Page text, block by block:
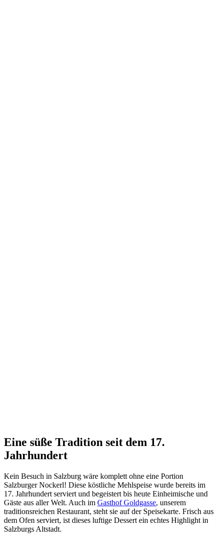
Eine süße Tradition seit dem 17.
Jahrhundert
Kein Besuch in Salzburg wäre komplett ohne eine Portion
Salzburger Nockerl! Diese köstliche Mehlspeise wurde bereits im
17. Jahrhundert serviert und begeistert bis heute Einheimische und
Gäste aus aller Welt. Auch im Gasthof Goldgasse, unserem
traditionsreichen Restaurant, steht sie auf der Speisekarte. Frisch aus
dem Ofen serviert, ist dieses luftige Dessert ein echtes Highlight in
Salzburgs Altstadt.